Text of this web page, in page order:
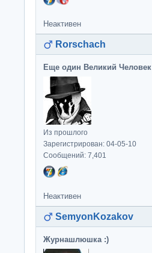
Неактивен
Rorschach
Еще один Великий Человек
Из прошлого
Зарегистрирован: 04-05-10
Сообщений: 7,401
Неактивен
SemyonKozakov
Журнашлюшка :)